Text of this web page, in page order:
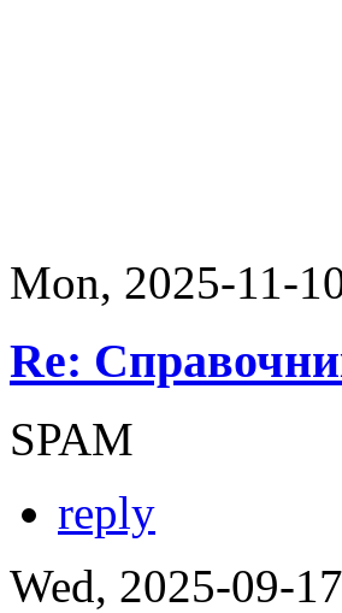
Mon, 2025-11-
Re:
SPAM
reply
Wed, 2025-09-